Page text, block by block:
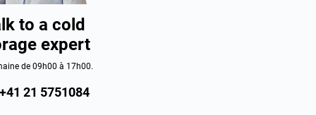
to a cold
expert
de 09h00 à 17h00.
+41 21 5751084